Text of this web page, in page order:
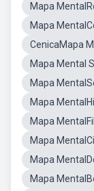
Mapa
Mapa
CenicaMapa
Mapa Mental
Mapa
Mapa
Mapa
Mapa
Mapa
Mapa